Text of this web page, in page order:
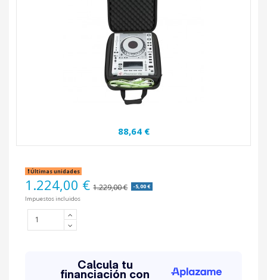
88,64 €
Últimas unidades
1.224,00 € 1.229,00 €
-5,00 €
Impuestos incluidos